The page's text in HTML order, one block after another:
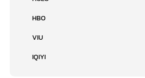
HBO
VIU
IQIYI